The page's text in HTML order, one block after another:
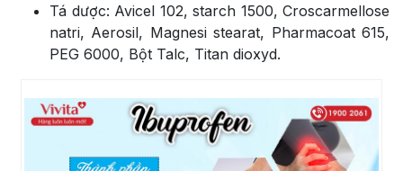
Tá dược: Avicel 102, starch 1500, Croscarmellose
natri, Aerosil, Magnesi stearat, Pharmacoat 615,
PEG 6000, Bột Talc, Titan dioxyd.